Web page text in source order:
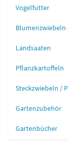
Vogelfutter
Landsaaten
Pflanzkartoffeln
Steckzwiebeln /
Gartenzubehör
Gartenbücher